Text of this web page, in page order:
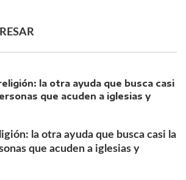
la otra ayuda que busca casi la
que acuden a iglesias y